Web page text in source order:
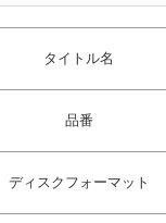
タイトル名
品番
ディスクフォーマット